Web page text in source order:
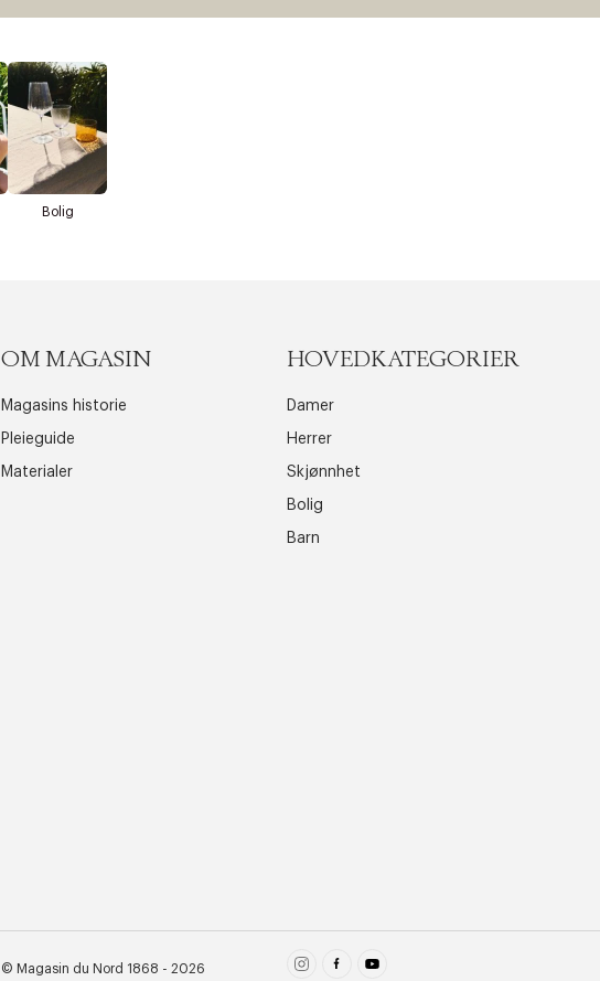
Bolig
OM MAGASIN
Magasins historie
Pleieguide
Materialer
HOVEDKATEGORIER
Damer
Herrer
Skjønnhet
Bolig
Barn
© Magasin du Nord 1868 - 2026